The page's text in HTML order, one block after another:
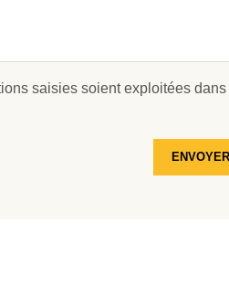
saisies soient exploitées
ENVOYER